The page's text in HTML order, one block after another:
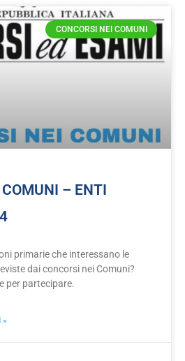
CONCORSI NEI COMUNI
– ENTI
primarie che interessano le
dai concorsi nei Comuni?
per partecipare.
»